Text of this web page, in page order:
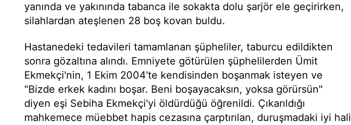
yanında ve yakınında tabanca ile sokakta dolu şarjör ele geçirirken,
silahlardan ateşlenen 28 boş kovan buldu.
Hastanedeki tedavileri tamamlanan şüpheliler, taburcu edildikten
sonra gözaltına alındı. Emniyete götürülen şüphelilerden Ümit
Ekmekçi'nin, 1 Ekim 2004'te kendisinden boşanmak isteyen ve
"Bizde erkek kadını boşar. Beni boşayacaksın, yoksa görürsün"
diyen eşi Sebiha Ekmekçi'yi öldürdüğü öğrenildi. Çıkarıldığı
mahkemece müebbet hapis cezasına çarptırılan, duruşmadaki iyi hali